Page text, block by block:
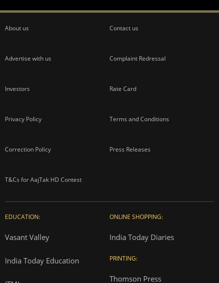
About us Contact us
Advertise with us Complaint Redressal
Investors Rate Card
Privacy Policy Terms and Conditions
Correction Policy Press Releases
T&Cs for AajTak HD Contest
EDUCATION:
Vasant Valley
India Today Education
ONLINE SHOPPING:
India Today Diaries
PRINTING:
Thomson Press